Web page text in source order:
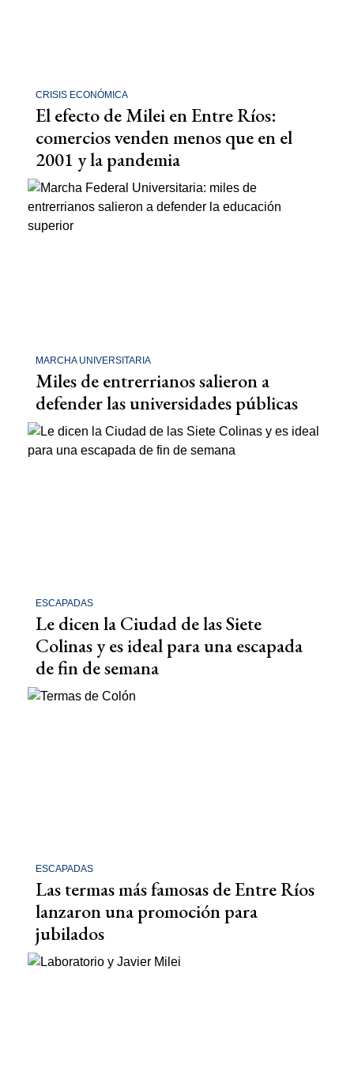
CRISIS ECONÓMICA
El efecto de Milei en Entre Ríos:
comercios venden menos que en el
2001 y la pandemia
MARCHA UNIVERSITARIA
Miles de entrerrianos salieron a
defender las universidades públicas
ESCAPADAS
Le dicen la Ciudad de las Siete
Colinas y es ideal para una escapada
de fin de semana
ESCAPADAS
Las termas más famosas de Entre Ríos
lanzaron una promoción para
jubilados